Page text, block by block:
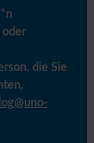
die Sie
uno-